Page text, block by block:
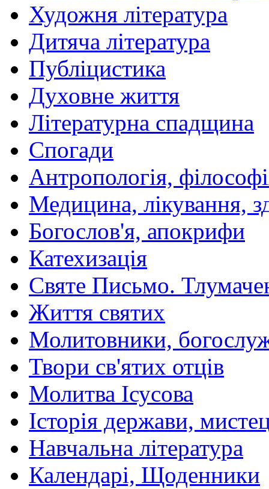
Художня література
Дитяча література
Публіцистика
Духовне життя
Літературна спадщина
Спогади
Антропологія,
Медицина, лікування,
Богослов'я, апокрифи
Катехизація
Святе Письмо.
Життя святих
Молитовники,
Твори св'ятих отців
Молитва Ісусова
Історія держави,
Навчальна література
Календарі, Щоденники